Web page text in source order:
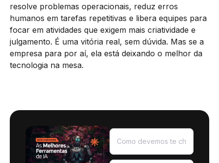
resolve problemas operacionais, reduz erros
humanos em tarefas repetitivas e libera equipes para
focar em atividades que exigem mais criatividade e
julgamento. É uma vitória real, sem dúvida. Mas se a
empresa para por aí, ela está deixando o melhor da
tecnologia na mesa.